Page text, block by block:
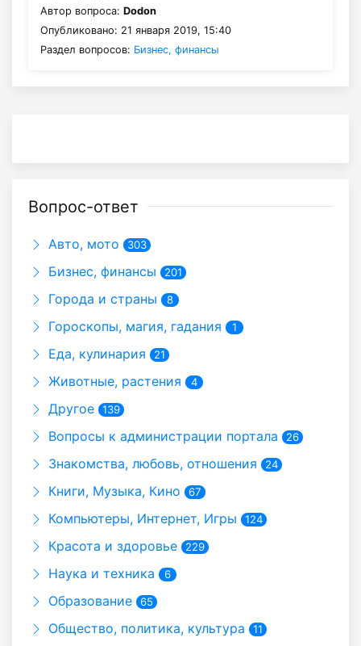
Автор вопроса: Dodon
Опубликовано: 21 января 2019, 15:40
Раздел вопросов: Бизнес, финансы
Вопрос-ответ
Авто, мото 303
Бизнес, финансы 201
Города и страны 8
Гороскопы, магия, гадания 1
Еда, кулинария 21
Животные, растения 4
Другое 139
Вопросы к администрации портала 26
Знакомства, любовь, отношения 24
Книги, Музыка, Кино 67
Компьютеры, Интернет, Игры 124
Красота и здоровье 229
Наука и техника 6
Образование 65
Общество, политика, культура 11